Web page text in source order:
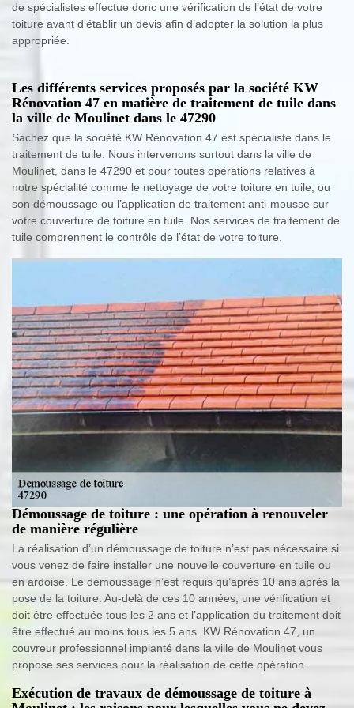
de spécialistes effectue donc une vérification de l’état de votre
toiture avant d’établir un devis afin d’adopter la solution la plus
appropriée.
Les différents services proposés par la société KW
Rénovation 47 en matière de traitement de tuile dans
la ville de Moulinet dans le 47290
Sachez que la société KW Rénovation 47 est spécialiste dans le
traitement de tuile. Nous intervenons surtout dans la ville de
Moulinet, dans le 47290 et pour toutes opérations relatives à
notre spécialité comme le nettoyage de votre toiture en tuile, ou
son démoussage ou l’application de traitement anti-mousse sur
votre couverture de toiture en tuile. Nos services de traitement de
tuile comprennent le contrôle de l’état de votre toiture.
Démoussage de toiture : une opération à renouveler
de manière régulière
La réalisation d’un démoussage de toiture n’est pas nécessaire si
vous venez de faire installer une nouvelle couverture en tuile ou
en ardoise. Le démoussage n’est requis qu’après 10 ans après la
pose de la toiture. Au-delà de ces 10 années, une vérification et
doit être effectuée tous les 2 ans et l’application du traitement doit
être effectué au moins tous les 5 ans. KW Rénovation 47, un
couvreur professionnel implanté dans la ville de Moulinet vous
propose ses services pour la réalisation de cette opération.
Exécution de travaux de démoussage de toiture à